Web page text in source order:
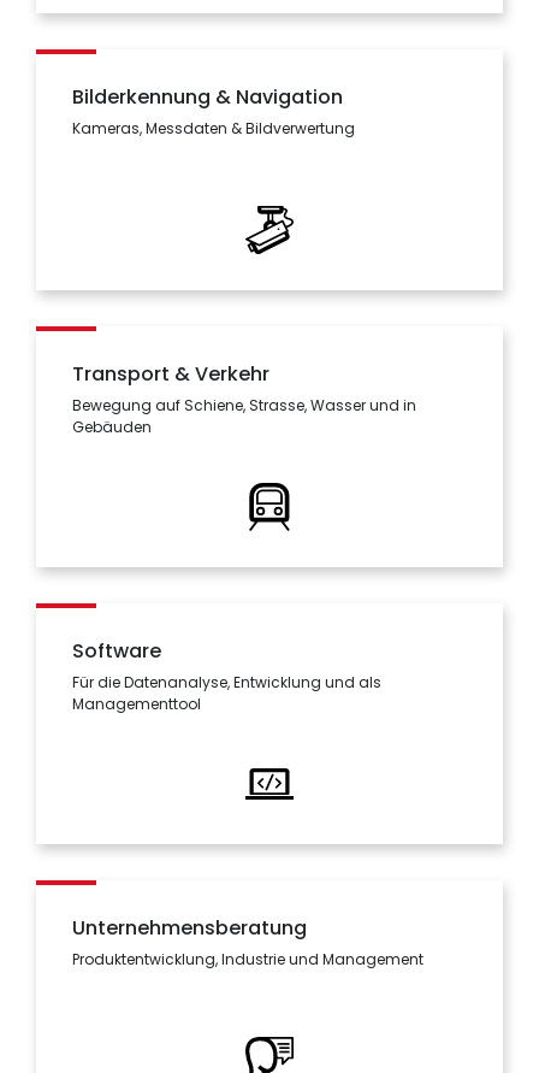
Bilderkennung & Navigation
Kameras, Messdaten & Bildverwertung
Transport & Verkehr
Bewegung auf Schiene, Strasse, Wasser und in
Gebäuden
Software
Für die Datenanalyse, Entwicklung und als
Managementtool
Unternehmensberatung
Produktentwicklung, Industrie und Management